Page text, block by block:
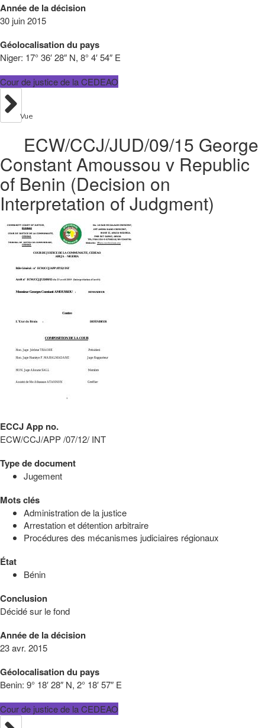
Année de la décision
30 juin 2015
Géolocalisation du pays
Niger: 17° 36′ 28″ N, 8° 4′ 54″ E
Cour de justice de la CEDEAO
Vue
ECW/CCJ/JUD/09/15 George
Constant Amoussou v Republic
of Benin (Decision on
Interpretation of Judgment)
ECCJ App no.
ECW/CCJ/APP /07/12/ INT
Type de document
Jugement
Mots clés
Administration de la justice
Arrestation et détention arbitraire
Procédures des mécanismes judiciaires régionaux
État
Bénin
Conclusion
Décidé sur le fond
Année de la décision
23 avr. 2015
Géolocalisation du pays
Benin: 9° 18′ 28″ N, 2° 18′ 57″ E
Cour de justice de la CEDEAO